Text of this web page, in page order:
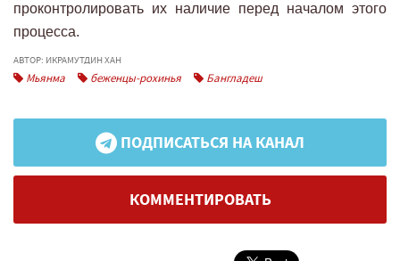
проконтролировать их наличие перед началом этого
процесса.
АВТОР: ИКРАМУТДИН ХАН
Мьянма беженцы-рохинья Бангладеш
ПОДПИСАТЬСЯ НА КАНАЛ
КОММЕНТИРОВАТЬ